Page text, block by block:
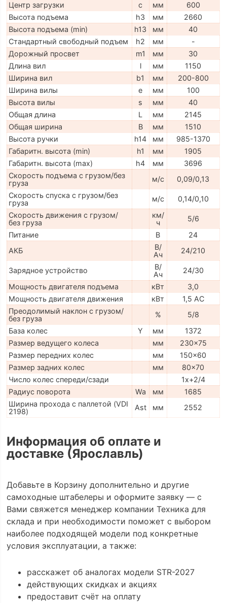
Центр загрузки
c мм
600
Высота подъема
h3 мм
2660
Высота подъема (min)
h13 мм
40
Стандартный свободный подъем
h2 мм
-
Дорожный просвет
m1 мм
30
Длина вил
l мм
1150
Ширина вил
b1 мм
200-800
Ширина вилы
e мм
100
Высота вилы
s мм
40
Общая длина
L мм
2145
Общая ширина
B мм
1510
Высота ручки
h14 мм
985-1370
Габаритн. высота (min)
h1 мм
1905
Габаритн. высота (max)
h4 мм
3696
Скорость подъема с грузом/без
груза
м/с
0,09/0,13
Скорость спуска с грузом/без
груза
м/с
0,14/0,10
Скорость движения с грузом/
без груза
км/
ч
5/6
Питание
В
24
АКБ
В/
Ач
24/210
Зарядное устройство
В/
Ач
24/30
Мощность двигателя подъема
кВт
3,0
Мощность двигателя движения
кВт
1,5 AC
Преодолимый наклон с грузом/
без груза
%
5/8
База колес
Y мм
1372
Размер ведущего колеса
мм
230x75
Размер передних колес
мм
150x60
Размер задних колес
мм
80x70
Число колес спереди/сзади
1x+2/4
Радиус поворота
Wa мм
1685
Ширина прохода с паллетой (VDI
2198)
Ast мм 2552
Информация об оплате и
доставке (Ярославль)
Добавьте в Корзину дополнительно и другие
самоходные штабелеры и оформите заявку — с
Вами свяжется менеджер компании Техника для
склада и при необходимости поможет с выбором
наиболее подходящей модели под конкретные
условия эксплуатации, а также:
расскажет об аналогах модели STR-2027
действующих скидках и акциях
предоставит счёт на оплату